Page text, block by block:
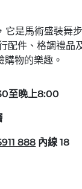
它是馬術盛裝舞
配件、格調禮品
物的樂趣。
至晚上8:00
888 內線 18